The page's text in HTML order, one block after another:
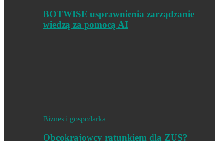
BOTWISE usprawnienia zarządzanie
wiedzą za pomocą AI
Biznes i gospodarka
Obcokrajowcy ratunkiem dla ZUS?